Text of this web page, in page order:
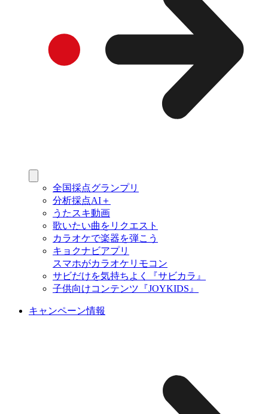
全国採点グランプリ
分析採点AI＋
うたスキ動画
歌いたい曲をリクエスト
カラオケで楽器を弾こう
キョクナビアプリ
スマホがカラオケリモコン
サビだけを気持ちよく『サビカラ』
子供向けコンテンツ『JOYKIDS』
キャンペーン情報